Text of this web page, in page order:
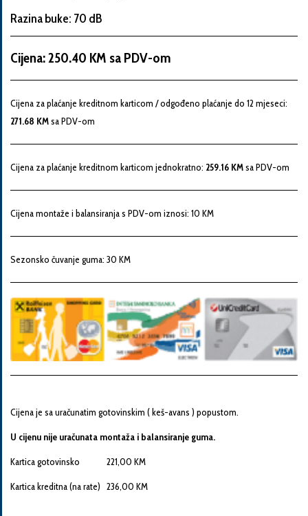
motora
proizvodnje
Vaša
poruka
Pošalji
Razina buke: 70 dB
Cijena: 250.40 KM sa PDV-om
Cijena za plaćanje kreditnom karticom / odgođeno plaćanje do 12 mjeseci:
271.68 KMsa PDV-om
Cijena za plaćanje kreditnom karticom jednokratno: 259.16 KMsa PDV-om
Cijena montaže i balansiranja s PDV-om iznosi: 10 KM
Sezonsko čuvanje guma: 30 KM
Cijena je sa uračunatim gotovinskim ( keš-avans ) popustom.
U cijenu nije uračunata montaža i balansiranje guma.
Kartica gotovinsko 221,00 KM
Kartica kreditna (na rate) 236,00 KM